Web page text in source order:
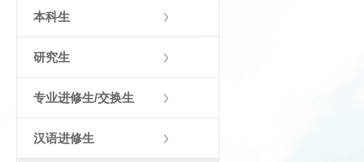
本科生
研究生
专业进修生/交换生
汉语进修生